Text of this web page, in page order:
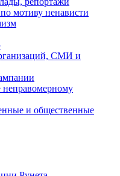
мотиву ненависти
СМИ и
неправомерному
и общественные